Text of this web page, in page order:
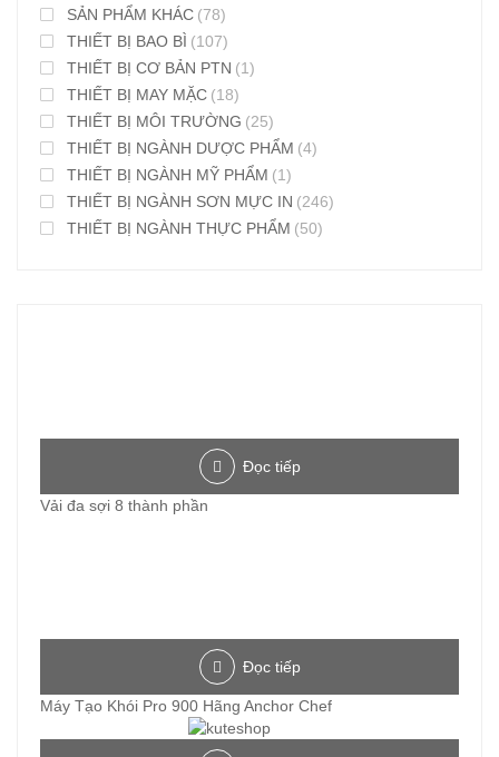
SẢN PHẨM KHÁC (78)
THIẾT BỊ BAO BÌ (107)
THIẾT BỊ CƠ BẢN PTN (1)
THIẾT BỊ MAY MẶC (18)
THIẾT BỊ MÔI TRƯỜNG (25)
THIẾT BỊ NGÀNH DƯỢC PHẨM (4)
THIẾT BỊ NGÀNH MỸ PHẨM (1)
THIẾT BỊ NGÀNH SƠN MỰC IN (246)
THIẾT BỊ NGÀNH THỰC PHẨM (50)
Đọc tiếp
Vải đa sợi 8 thành phần
Đọc tiếp
Máy Tạo Khói Pro 900 Hãng Anchor Chef